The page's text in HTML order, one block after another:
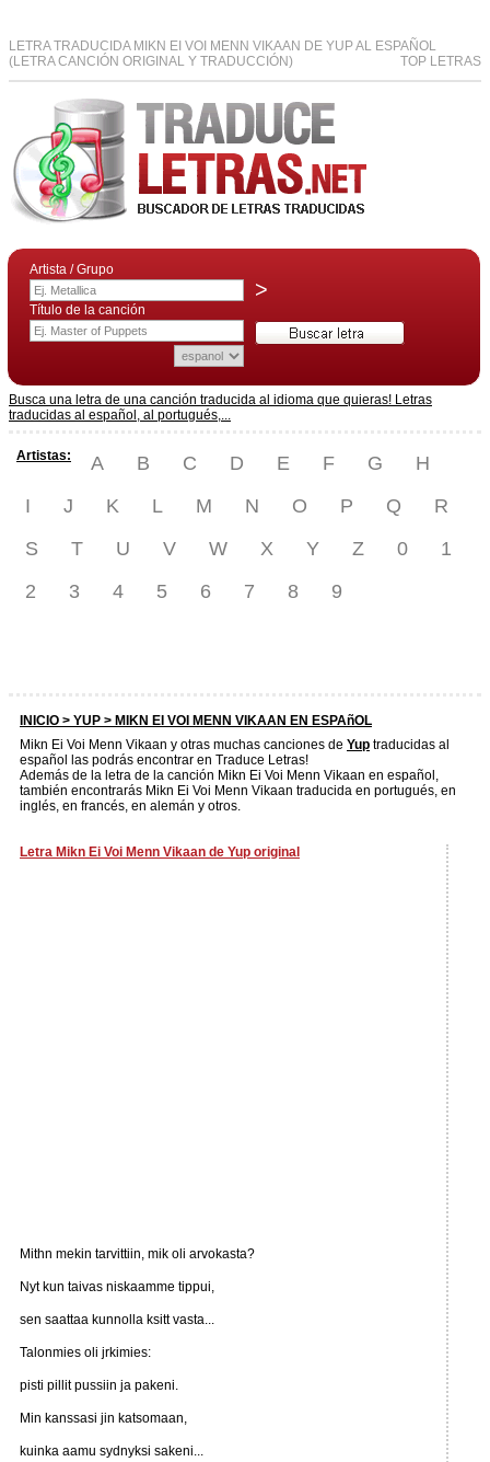
LETRA TRADUCIDA MIKN EI VOI MENN VIKAAN DE YUP AL ESPAÑOL
(LETRA CANCIÓN ORIGINAL Y TRADUCCIÓN)
TOP LETRAS
Artista / Grupo
>
Título de la canción
Busca una letra de una canción traducida al idioma que quieras! Letras
traducidas al español, al portugués,...
Artistas: A B C D E F G
H
I
J K L M N O P Q
R
S
T U V W X Y Z 0
1
2
3 4 5 6 7 8 9
INICIO > YUP > MIKN EI VOI MENN VIKAAN EN ESPAñOL
Mikn Ei Voi Menn Vikaan y otras muchas canciones de Yup traducidas al
español las podrás encontrar en Traduce Letras!
Además de la letra de la canción Mikn Ei Voi Menn Vikaan en español,
también encontrarás Mikn Ei Voi Menn Vikaan traducida en portugués, en
inglés, en francés, en alemán y otros.
Letra Mikn Ei Voi Menn Vikaan de Yup original
Mithn mekin tarvittiin, mik oli arvokasta?
Nyt kun taivas niskaamme tippui,
sen saattaa kunnolla ksitt vasta...
Talonmies oli jrkimies:
pisti pillit pussiin ja pakeni.
Min kanssasi jin katsomaan,
kuinka aamu sydnyksi sakeni...